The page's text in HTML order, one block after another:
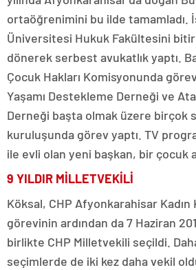
ortaöğrenimini bu ilde tamamladı.
Üniversitesi Hukuk Fakültesini
dönerek serbest avukatlık yaptı.
Çocuk Hakları Komisyonunda
Yaşamı Destekleme Derneği ve
Derneği başta olmak üzere birçok
kuruluşunda görev yaptı. TV
ile evli olan yeni başkan, bir çocuk
9 YILDIR MİLLETVEKİLİ
Köksal, CHP Afyonkarahisar Kadın
görevinin ardından da 7 Haziran
birlikte CHP Milletvekili seçildi.
seçimlerde de iki kez daha vekil